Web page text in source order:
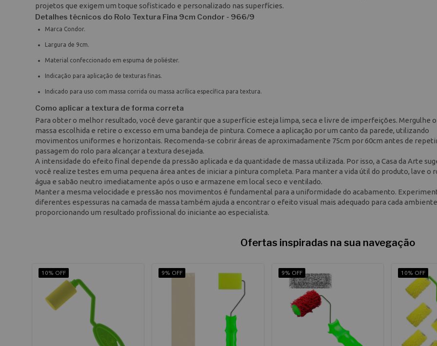
projetos que exigem um toque sofisticado e personalizado nas superfícies.
Detalhes técnicos do Rolo Textura Fina 9cm Condor - 966/9
Marca Condor.
Largura de 9cm.
Material confeccionado em espuma de poliéster.
Indicação para aplicação de texturas finas.
Indicado para uso com massa corrida ou massa acrílica específica para textura.
Como aplicar a textura de forma correta
Para obter o melhor resultado, você deve garantir que a superfície esteja limpa, seca e livre de imperfeições. Mergulhe
massa escolhida e retire o excesso em uma bandeja de pintura. Comece a aplicação por um canto da parede, utilizando
movimentos uniformes e horizontais. Recomenda-se cobrir áreas de aproximadamente 75cm por 60cm antes de
passagem do rolo para alcançar a textura desejada.
A intensidade do efeito final depende da pressão aplicada e da quantidade de massa utilizada. Por isso, a Casa da Arte
você realize testes em uma pequena área antes de iniciar a pintura completa. Para manter a vida útil do produto, lave o
água e sabão neutro imediatamente após o uso e armazene em local seco e ventilado.
Manter a mesma velocidade e pressão nos movimentos é fundamental para a uniformidade do acabamento.
diferentes espessuras na camada de massa também ajuda a encontrar o efeito visual mais adequado para cada
proporcionando um resultado profissional do iniciante ao especialista.
Ofertas inspiradas na sua navegação
10% OFF 9% OFF 9% OFF 10% OFF